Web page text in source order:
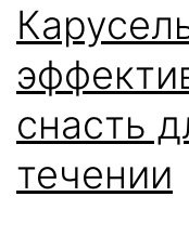
снасть
течении